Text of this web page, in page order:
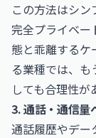
この方法はシ
完全プライベ
態と乖離するケ
る業種では、
しても合理性が
3. 通話・通信量
通話履歴やデー